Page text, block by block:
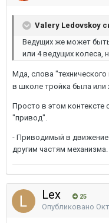
Valery Ledovskoy
Ведущих же может
или 4 ведущих колеса,
Мда, слова "технического
в школе тройка была или
Просто в этом
"привод".
- Приводимый в
другим частям механизма.
Lex 25
Опубликовано